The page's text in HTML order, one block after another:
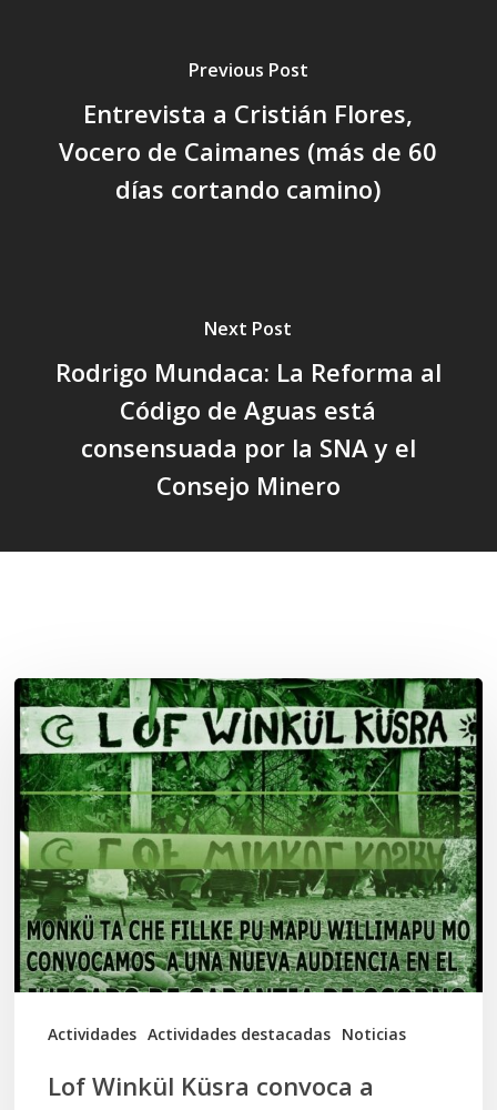
Previous Post
Entrevista a Cristián Flores,
Vocero de Caimanes (más de 60
días cortando camino)
Next Post
Rodrigo Mundaca: La Reforma al
Código de Aguas está
consensuada por la SNA y el
Consejo Minero
Actividades Actividades destacadas Noticias
Lof
Winkül
Küsra
convoca
a
apoyar
audiencia
en
Juzgado
Lof Winkül Küsra convoca a